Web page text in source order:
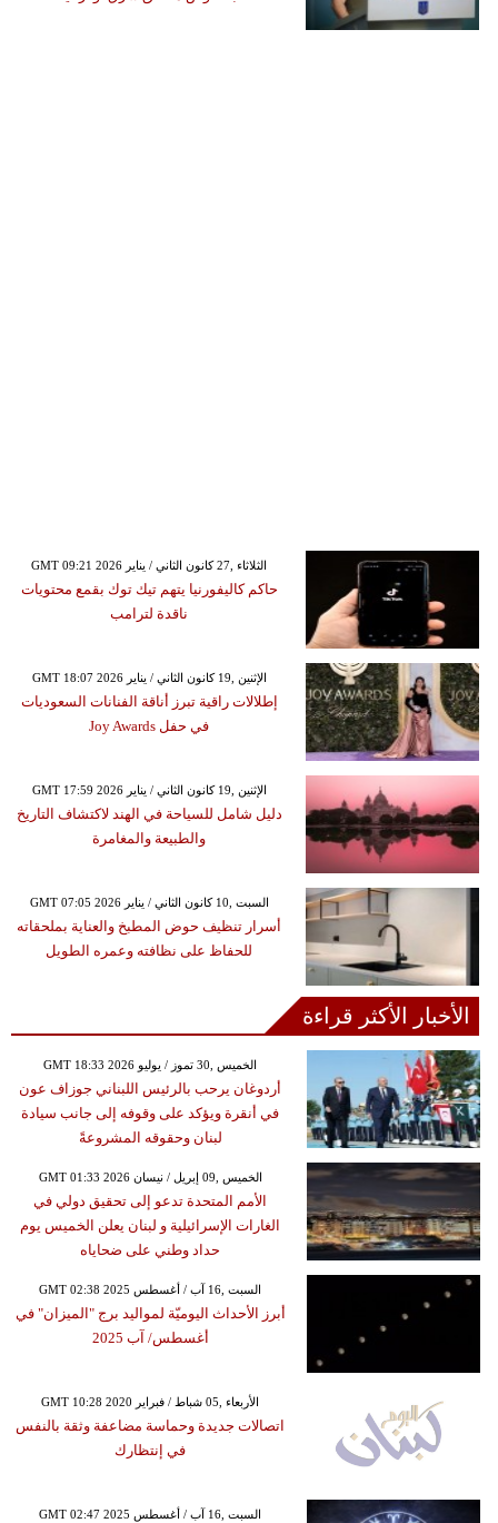
GMT 09:21 2026 الثلاثاء ,27 كانون الثاني / يناير
حاكم كاليفورنيا يتهم تيك توك بقمع محتويات
ناقدة لترامب
GMT 18:07 2026 الإثنين ,19 كانون الثاني / يناير
إطلالات راقية تبرز أناقة الفنانات السعوديات
في حفل Joy Awards
GMT 17:59 2026 الإثنين ,19 كانون الثاني / يناير
دليل شامل للسياحة في الهند لاكتشاف التاريخ
والطبيعة والمغامرة
GMT 07:05 2026 السبت ,10 كانون الثاني / يناير
أسرار تنظيف حوض المطبخ والعناية بملحقاته
للحفاظ على نظافته وعمره الطويل
الأخبار الأكثر قراءة
GMT 18:33 2026 الخميس ,30 تموز / يوليو
أردوغان يرحب بالرئيس اللبناني جوزاف عون
في أنقرة ويؤكد على وقوفه إلى جانب سيادة
لبنان وحقوقه المشروعةً
GMT 01:33 2026 الخميس ,09 إبريل / نيسان
الأمم المتحدة تدعو إلى تحقيق دولي في
الغارات الإسرائيلية و لبنان يعلن الخميس يوم
حداد وطني على ضحاياه
GMT 02:38 2025 السبت ,16 آب / أغسطس
أبرز الأحداث اليوميّة لمواليد برج "الميزان" في
أغسطس/ آب 2025
GMT 10:28 2020 الأربعاء ,05 شباط / فبراير
اتصالات جديدة وحماسة مضاعفة وثقة بالنفس
في إنتظارك
GMT 02:47 2025 السبت ,16 آب / أغسطس